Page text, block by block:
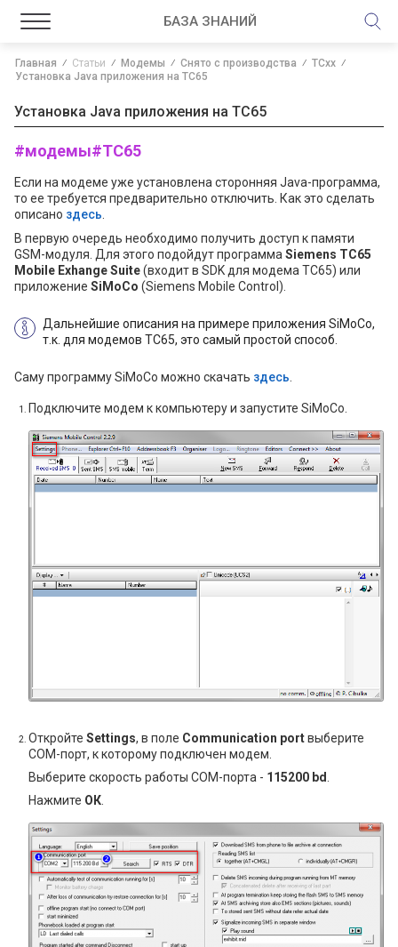
БАЗА ЗНАНИЙ
Главная Статьи Модемы Снято с производства
TCxx
Установка Java приложения на TC65
Установка Java приложения на TC65
#модемы#TC65
Если на модеме уже установлена сторонняя Java-программа,
то ее требуется предварительно отключить. Как это сделать
описано здесь
В первую очередь необходимо получить доступ к памяти
GSM-модуля. Для этого подойдут программа Siemens TC65
Mobile Exhange Suite(входит в SDK для модема TC65) или
приложение SiMoCo (Siemens Mobile Control).
Дальнейшие описания на примере приложения SiMoCo,
т.к. для модемов TC65, это самый простой способ.
Саму программу SiMoCo можно скачать здесь
Подключите модем к компьютеру и запустите SiMoCo.
Откройте Settings, в поле Communication portвыберите
COM-порт, к которому подключен модем.
Выберите скорость работы COM-порта - 115200 bd.
Нажмите ОК.